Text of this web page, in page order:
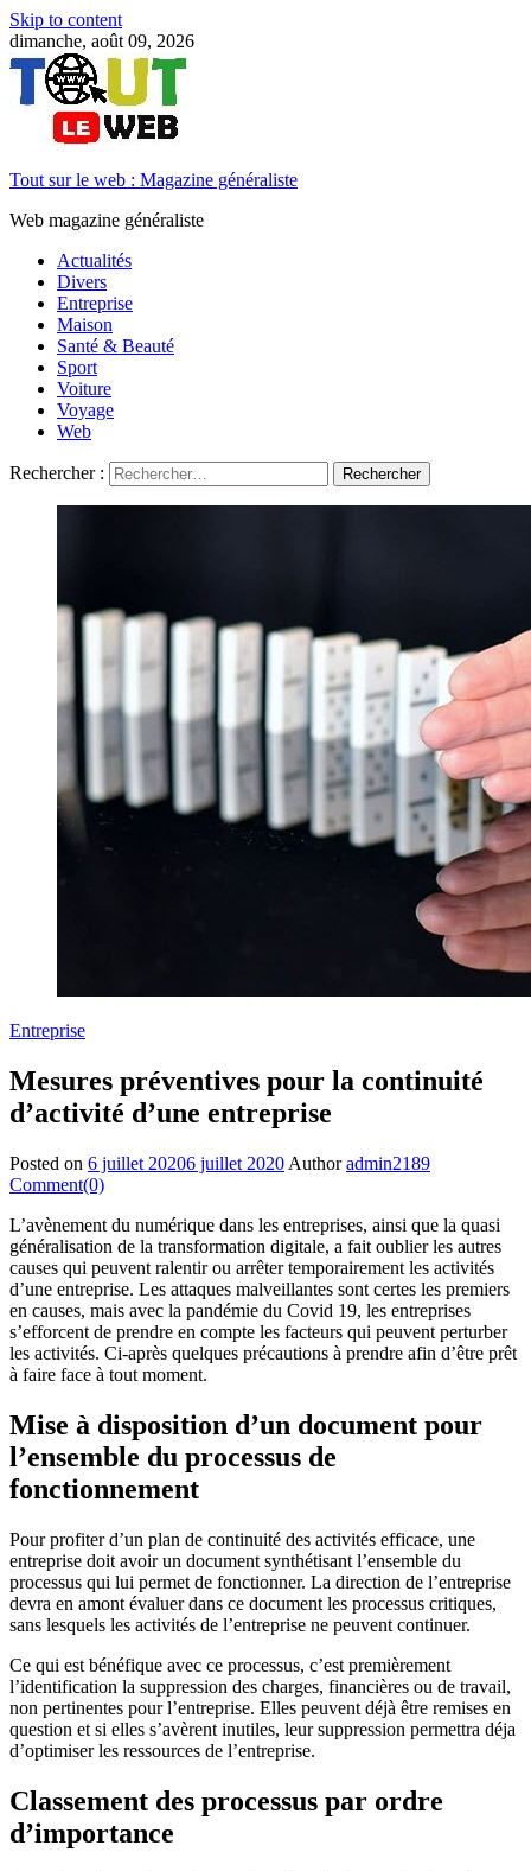
Skip to content
dimanche, août 09, 2026
Tout sur le web : Magazine généraliste
Web magazine généraliste
Actualités
Divers
Entreprise
Maison
Santé & Beauté
Sport
Voiture
Voyage
Web
Rechercher :
Entreprise
Mesures préventives pour la continuité
d’activité d’une entreprise
Posted on 6 juillet 20206 juillet 2020 Author admin2189
Comment(0)
L’avènement du numérique dans les entreprises, ainsi que la quasi
généralisation de la transformation digitale, a fait oublier les autres
causes qui peuvent ralentir ou arrêter temporairement les activités
d’une entreprise. Les attaques malveillantes sont certes les premiers
en causes, mais avec la pandémie du Covid 19, les entreprises
s’efforcent de prendre en compte les facteurs qui peuvent perturber
les activités. Ci-après quelques précautions à prendre afin d’être prêt
à faire face à tout moment.
Mise à disposition d’un document pour
l’ensemble du processus de
fonctionnement
Pour profiter d’un plan de continuité des activités efficace, une
entreprise doit avoir un document synthétisant l’ensemble du
processus qui lui permet de fonctionner. La direction de l’entreprise
devra en amont évaluer dans ce document les processus critiques,
sans lesquels les activités de l’entreprise ne peuvent continuer.
Ce qui est bénéfique avec ce processus, c’est premièrement
l’identification la suppression des charges, financières ou de travail,
non pertinentes pour l’entreprise. Elles peuvent déjà être remises en
question et si elles s’avèrent inutiles, leur suppression permettra déja
d’optimiser les ressources de l’entreprise.
Classement des processus par ordre
d’importance